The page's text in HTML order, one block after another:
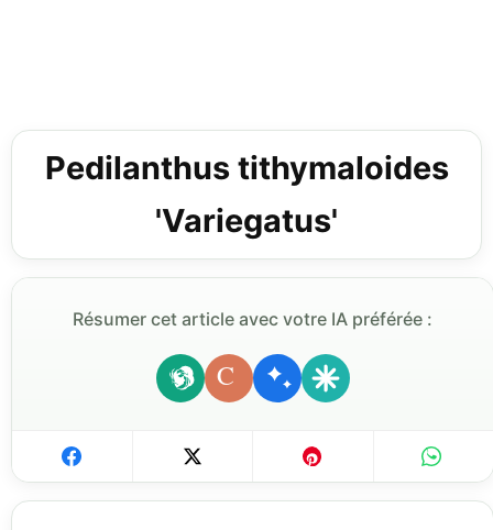
Pedilanthus tithymaloides
'Variegatus'
Résumer cet article avec votre IA préférée :
C